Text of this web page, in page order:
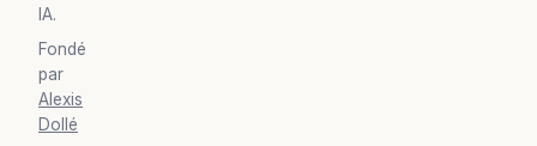
IA.
Fondé
par
Alexis
Dollé